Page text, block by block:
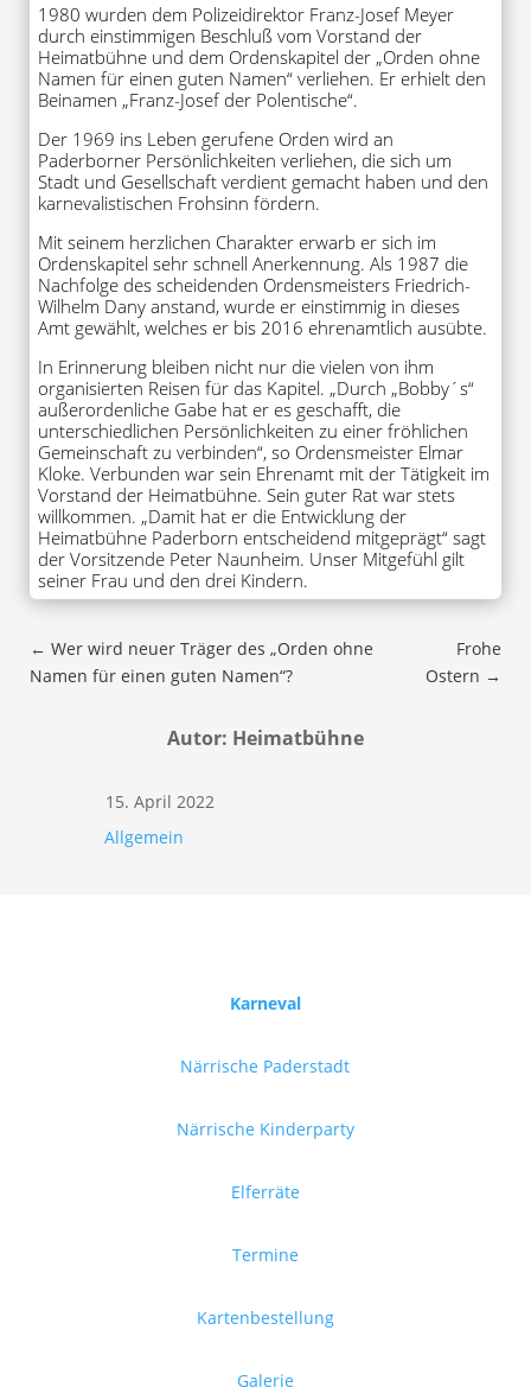
1980 wurden dem Polizeidirektor Franz-Josef Meyer
durch einstimmigen Beschluß vom Vorstand der
Heimatbühne und dem Ordenskapitel der „Orden ohne
Namen für einen guten Namen“ verliehen. Er erhielt den
Beinamen „Franz-Josef der Polentische“.
Der 1969 ins Leben gerufene Orden wird an
Paderborner Persönlichkeiten verliehen, die sich um
Stadt und Gesellschaft verdient gemacht haben und den
karnevalistischen Frohsinn fördern.
Mit seinem herzlichen Charakter erwarb er sich im
Ordenskapitel sehr schnell Anerkennung. Als 1987 die
Nachfolge des scheidenden Ordensmeisters Friedrich-
Wilhelm Dany anstand, wurde er einstimmig in dieses
Amt gewählt, welches er bis 2016 ehrenamtlich ausübte.
In Erinnerung bleiben nicht nur die vielen von ihm
organisierten Reisen für das Kapitel. „Durch „Bobby´s“
außerordenliche Gabe hat er es geschafft, die
unterschiedlichen Persönlichkeiten zu einer fröhlichen
Gemeinschaft zu verbinden“, so Ordensmeister Elmar
Kloke. Verbunden war sein Ehrenamt mit der Tätigkeit im
Vorstand der Heimatbühne. Sein guter Rat war stets
willkommen. „Damit hat er die Entwicklung der
Heimatbühne Paderborn entscheidend mitgeprägt“ sagt
der Vorsitzende Peter Naunheim. Unser Mitgefühl gilt
seiner Frau und den drei Kindern.
← Wer wird neuer Träger des „Orden ohne
Namen für einen guten Namen“?
Frohe
Ostern →
Autor: Heimatbühne
15. April 2022
Allgemein
Karneval
Närrische Paderstadt
Närrische Kinderparty
Elferräte
Termine
Kartenbestellung
Galerie